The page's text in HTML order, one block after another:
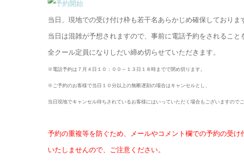
当日、現地での受け付け枠も若干名あらかじめ確保しておりま
当日は混雑が予想されますので、事前に電話予約をされること
全クール定員になりしだい締め切らせていただきます。
※電話予約は７月４日１０：００～１３日１８時までで閉め切ります。
※ご予約のお客様で当日１０分以上の無断遅刻の場合はキャンセルとし、
当日現地でキャンセル待ちされているお客様にはいっていただく場合もございますのでご
予約の重複等を防ぐため、メールやコメント欄での予約の受け
いたしませんので、ご注意ください。